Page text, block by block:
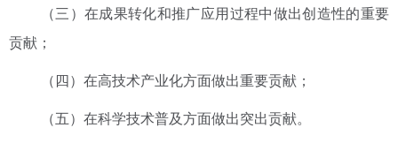
（三）在成果转化和推广应用过程中做出创造性的重要
贡献；
（四）在高技术产业化方面做出重要贡献；
（五）在科学技术普及方面做出突出贡献。